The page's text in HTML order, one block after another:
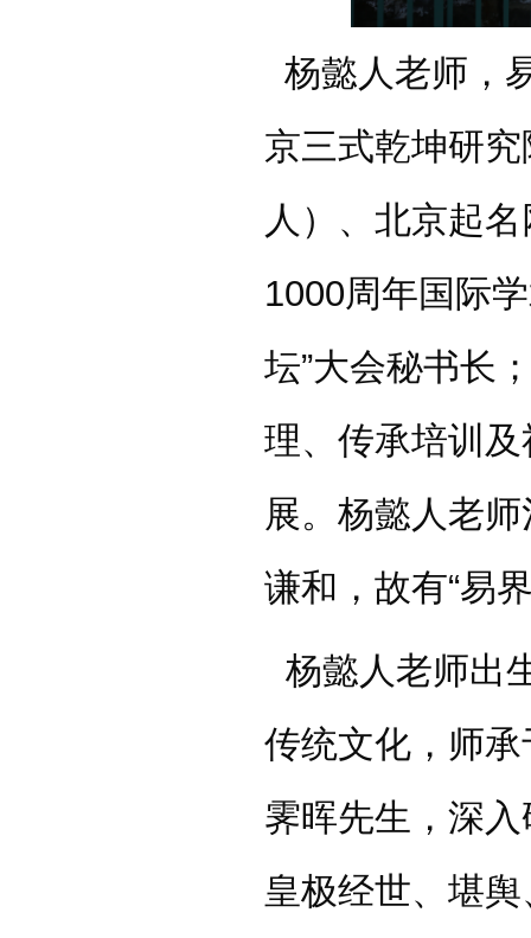
杨懿人老师，
京三式乾坤研
人）、北京起
1000周年国际
坛”大会秘书长
理、传承培训
展。杨懿人老
谦和，故有“易
杨懿人老师出
传统文化，师
霁晖先生，深
皇极经世、堪